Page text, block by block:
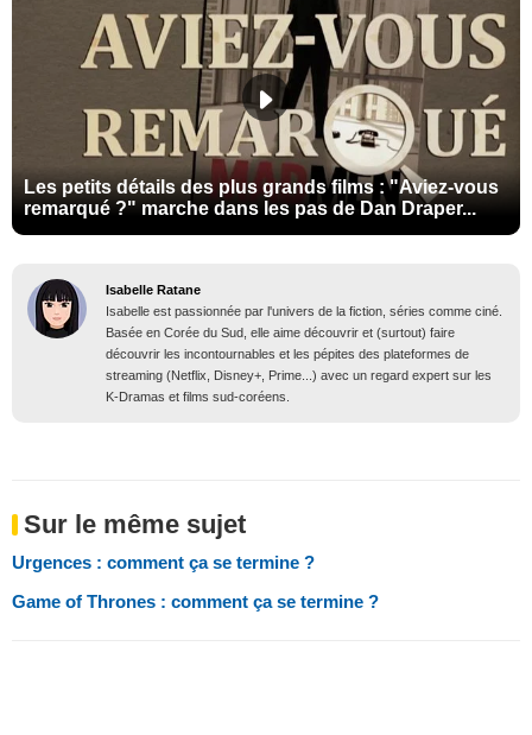
Les petits détails des plus grands films : "Aviez-vous
remarqué ?" marche dans les pas de Dan Draper...
Isabelle Ratane
Isabelle est passionnée par l'univers de la fiction, séries comme ciné.
Basée en Corée du Sud, elle aime découvrir et (surtout) faire
découvrir les incontournables et les pépites des plateformes de
streaming (Netflix, Disney+, Prime...) avec un regard expert sur les
K-Dramas et films sud-coréens.
Sur le même sujet
Urgences : comment ça se termine ?
Game of Thrones : comment ça se termine ?